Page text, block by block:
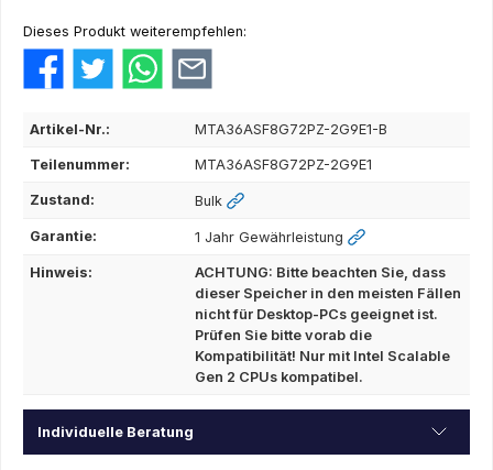
Dieses Produkt weiterempfehlen:
Artikel-Nr.: MTA36ASF8G72PZ-2G9E1-B
Teilenummer: MTA36ASF8G72PZ-2G9E1
Zustand: Bulk
Garantie: 1 Jahr Gewährleistung
Hinweis:
ACHTUNG: Bitte beachten Sie, dass
dieser Speicher in den meisten Fällen
nicht für Desktop-PCs geeignet ist.
Prüfen Sie bitte vorab die
Kompatibilität! Nur mit Intel Scalable
Gen 2 CPUs kompatibel.
Individuelle Beratung